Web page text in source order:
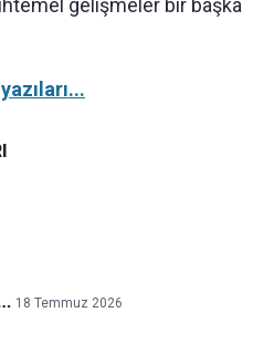
gelişmeler bir başka
18 Temmuz 2026